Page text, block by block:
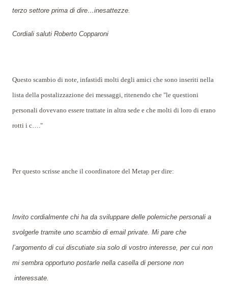
terzo settore prima di dire…inesattezze.
Cordiali saluti Roberto Copparoni
Questo scambio di note, infastidì molti degli amici che sono inseriti nella
lista della postalizzazione dei messaggi, ritenendo che "le questioni
personali dovevano essere trattate in altra sede e che molti di loro di erano
rotti i c…."
Per questo scrisse anche il coordinatore del Metap per dire:
Invito cordialmente chi ha da sviluppare delle polemiche personali a
svolgerle tramite uno scambio di email private. Mi pare che
l’argomento di cui discutiate sia solo di vostro interesse, per cui non
mi sembra opportuno postarle nella casella di persone non
interessate.